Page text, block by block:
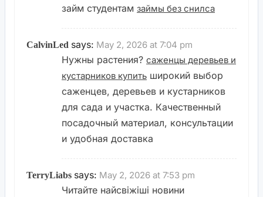
займ студентам займы без снилса
CalvinLed says: May 2, 2026 at 7:04 pm
Нужны растения? саженцы деревьев и
кустарников купить широкий выбор
саженцев, деревьев и кустарников
для сада и участка. Качественный
посадочный материал, консультации
и удобная доставка
TerryLiabs says: May 2, 2026 at 7:53 pm
Читайте найсвіжіші новини